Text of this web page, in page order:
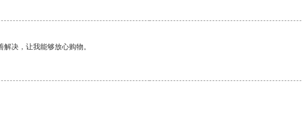
决，让我能够放心购物。